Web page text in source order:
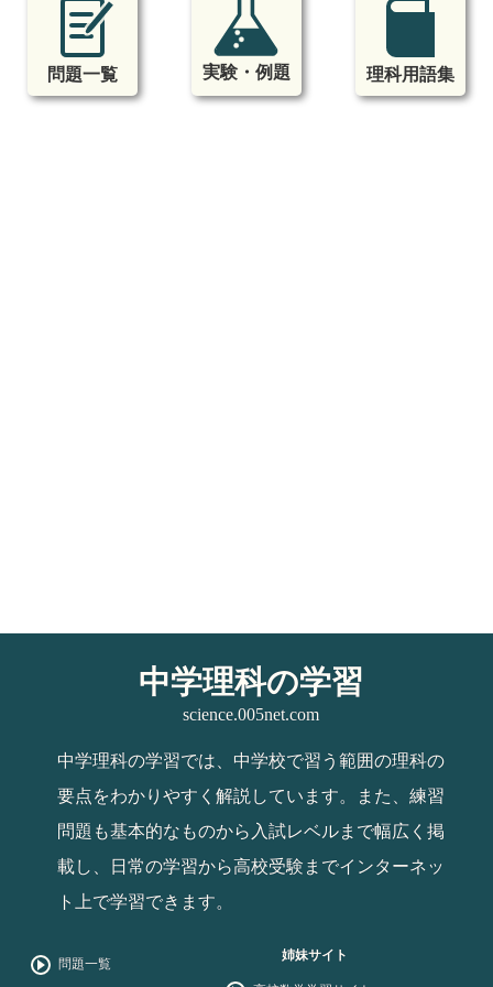
問題一覧 実験・例題 理科用語集
中学理科の学習
science.005net.com
中学理科の学習では、中学校で習う範囲の理科の
要点をわかりやすく解説しています。また、練習
問題も基本的なものから入試レベルまで幅広く掲
載し、日常の学習から高校受験までインターネッ
ト上で学習できます。
問題一覧
姉妹サイト